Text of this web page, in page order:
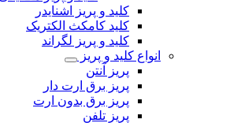
کلید و پریز اشنایدر
کلید کامکث الکتریک
کلید و پریز لگراند
انواع کلید و پریز
پریز آنتن
پریز برق ارت دار
پریز برق بدون ارت
پریز تلفن